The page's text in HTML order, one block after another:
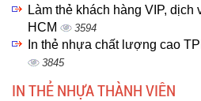
Làm thẻ khách hàng VIP,
HCM
3594
In thẻ nhựa chất lượng cao
3845
IN THẺ NHỰA THÀNH VIÊN